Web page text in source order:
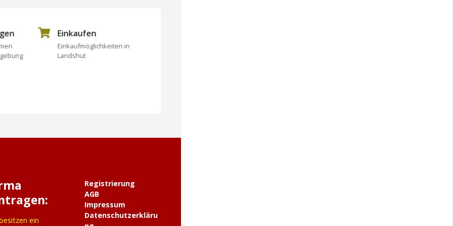
Einkaufen
Einkaufmöglichkeiten in
Landshut
ein
Registrierung
AGB
Impressum
Datenschutzerkläru